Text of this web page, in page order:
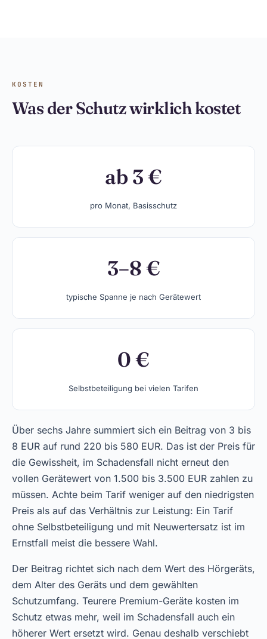
KOSTEN
Was der Schutz wirklich kostet
ab 3 €
pro Monat, Basisschutz
3–8 €
typische Spanne je nach Gerätewert
0 €
Selbstbeteiligung bei vielen Tarifen
Über sechs Jahre summiert sich ein Beitrag von 3 bis
8 EUR auf rund 220 bis 580 EUR. Das ist der Preis für
die Gewissheit, im Schadensfall nicht erneut den
vollen Gerätewert von 1.500 bis 3.500 EUR zahlen zu
müssen. Achte beim Tarif weniger auf den niedrigsten
Preis als auf das Verhältnis zur Leistung: Ein Tarif
ohne Selbstbeteiligung und mit Neuwertersatz ist im
Ernstfall meist die bessere Wahl.
Der Beitrag richtet sich nach dem Wert des Hörgeräts,
dem Alter des Geräts und dem gewählten
Schutzumfang. Teurere Premium-Geräte kosten im
Schutz etwas mehr, weil im Schadensfall auch ein
höherer Wert ersetzt wird. Genau deshalb verschiebt